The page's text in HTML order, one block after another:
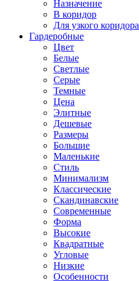
Назначение
В коридор
Для узкого коридора
Гардеробные
Цвет
Белые
Светлые
Серые
Темные
Цена
Элитные
Дешевые
Размеры
Большие
Маленькие
Стиль
Минимализм
Классические
Скандинавские
Современные
Форма
Высокие
Квадратные
Угловые
Низкие
Особенности